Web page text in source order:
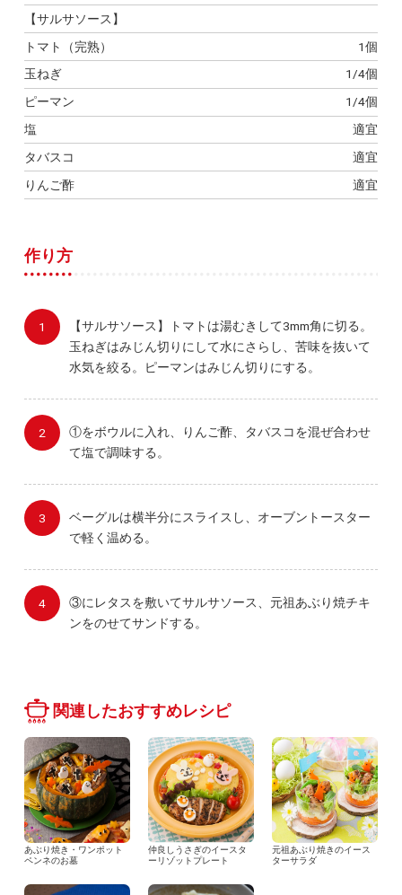
【サルサソース】
トマト（完熟）
1個
玉ねぎ
1/4個
ピーマン
1/4個
塩
適宜
タバスコ
適宜
りんご酢
適宜
作り方
【サルサソース】トマトは湯むきして3mm角に切る。
玉ねぎはみじん切りにして水にさらし、苦味を抜いて
水気を絞る。ピーマンはみじん切りにする。
①をボウルに入れ、りんご酢、タバスコを混ぜ合わせ
て塩で調味する。
ベーグルは横半分にスライスし、オーブントースター
で軽く温める。
③にレタスを敷いてサルサソース、元祖あぶり焼チキ
ンをのせてサンドする。
関連したおすすめレシピ
あぶり焼き・ワンポット
ペンネのお墓
仲良しうさぎのイースタ
ーリゾットプレート
元祖あぶり焼きのイース
ターサラダ